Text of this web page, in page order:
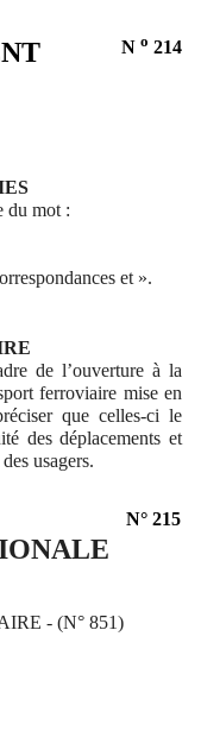
N o 214
du mot :
et ».
de l’ouverture à la
ferroviaire mise en
que celles-ci le
des déplacements et
usagers.
N° 215
- (N° 851)